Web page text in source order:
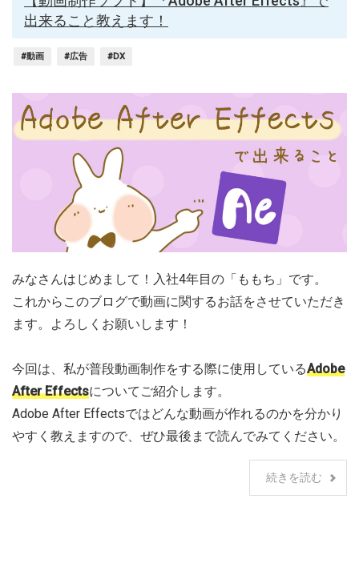
出来ること教えます！
#動画 #広告 #DX
みなさんはじめまして！入社4年目の「ももち」です。
これからこのブログで動画に関するお話をさせていただき
ます。よろしくお願いします！
今回は、私が普段動画制作をする際に使用しているAdobe
After Effectsについてご紹介します。
Adobe After Effectsではどんな動画が作れるのかを分かり
やすく教えますので、ぜひ最後まで読んでみてください。
続きを読む